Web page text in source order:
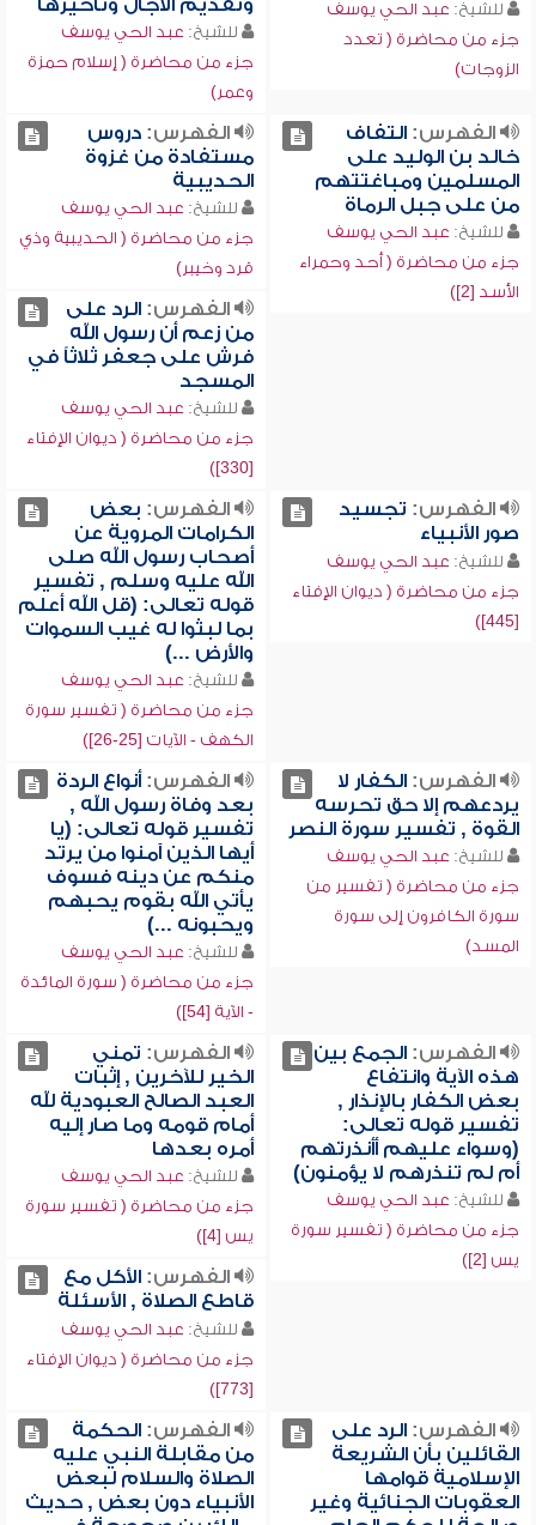
للشيخ: عبد الحي يوسف
جزء من محاضرة ( تعدد
الزوجات)
وتقديم الآجال وتأخيرها
للشيخ: عبد الحي يوسف
جزء من محاضرة ( إسلام حمزة
وعمر)
الفهرس:التفاف
خالد بن الوليد على
المسلمين ومباغتتهم
من على جبل الرماة
للشيخ: عبد الحي يوسف
جزء من محاضرة ( أحد وحمراء
الأسد [2])
الفهرس:دروس
مستفادة من غزوة
الحديبية
للشيخ: عبد الحي يوسف
جزء من محاضرة ( الحديبية وذي
قرد وخيبر)
الفهرس:الرد على
من زعم أن رسول الله
فرش على جعفر ثلاثاً في
المسجد
للشيخ: عبد الحي يوسف
جزء من محاضرة ( ديوان الإفتاء
[330])
الفهرس: تجسيد
صور الأنبياء
للشيخ: عبد الحي يوسف
جزء من محاضرة ( ديوان الإفتاء
[445])
الفهرس: بعض
الكرامات المروية عن
أصحاب رسول الله صلى
الله عليه وسلم , تفسير
قوله تعالى: (قل الله أعلم
بما لبثوا له غيب السموات
والأرض ...)
للشيخ: عبد الحي يوسف
جزء من محاضرة ( تفسير سورة
الكهف - الآيات [25-26])
الفهرس:الكفار لا
يردعهم إلا حق تحرسه
القوة , تفسير سورة النصر
للشيخ: عبد الحي يوسف
جزء من محاضرة ( تفسير من
سورة الكافرون إلى سورة
المسد)
الفهرس:أنواع الردة
بعد وفاة رسول الله ,
تفسير قوله تعالى: (يا
أيها الذين آمنوا من يرتد
منكم عن دينه فسوف
يأتي الله بقوم يحبهم
ويحبونه ...)
للشيخ: عبد الحي يوسف
جزء من محاضرة ( سورة المائدة
- الآية [54])
الفهرس:الجمع بين
هذه الآية وانتفاع
بعض الكفار بالإنذار ,
تفسير قوله تعالى:
(وسواء عليهم أأنذرتهم
أم لم تنذرهم لا يؤمنون)
للشيخ: عبد الحي يوسف
جزء من محاضرة ( تفسير سورة
يس [2])
الفهرس: تمني
الخير للآخرين , إثبات
العبد الصالح العبودية لله
أمام قومه وما صار إليه
أمره بعدها
للشيخ: عبد الحي يوسف
جزء من محاضرة ( تفسير سورة
يس [4])
الفهرس:الأكل مع
قاطع الصلاة , الأسئلة
للشيخ: عبد الحي يوسف
جزء من محاضرة ( ديوان الإفتاء
[773])
الفهرس:الرد على
القائلين بأن الشريعة
الإسلامية قوامها
العقوبات الجنائية وغير
الفهرس:الحكمة
من مقابلة النبي عليه
الصلاة والسلام لبعض
الأنبياء دون بعض , حديث